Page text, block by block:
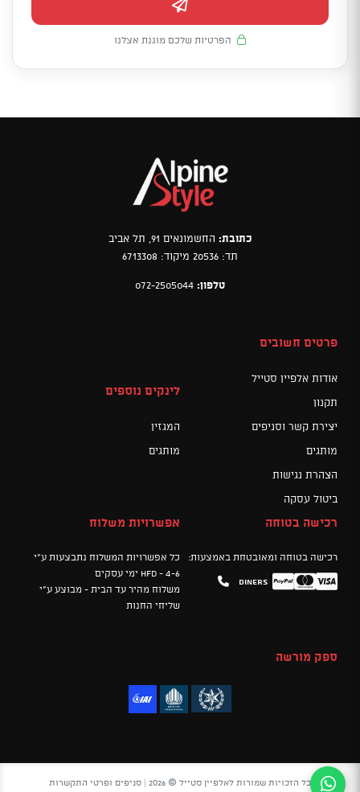
הפרטיות שלכם מוגנת אצלנו
כתובת: החשמונאים 91, תל אביב
תד: 20536 מיקוד: 6713308
טלפון: 072-2505044
פרטים חשובים
אודות אלפיין סטייל
תקנון
יצירת קשר וסניפים
מותגים
הצהרת נגישות
ביטול עסקה
לינקים נוספים
המגזין
מותגים
רכישה בטוחה
רכישה בטוחה ומאובטחת באמצעות:
Visa
Mastercard
PayPal
Diners
אפשרויות משלוח
כל אפשרויות המשלוח נתבצעות ע"י
HFD - 4-6 ימי עסקים
משלוח מהיר עד הבית - מבוצע ע"י
שליחי החנות
ספק מורשה
כל הזכויות שמורות לאלפיין סטייל © 2026 |
סניפים ופרטי התקשרות